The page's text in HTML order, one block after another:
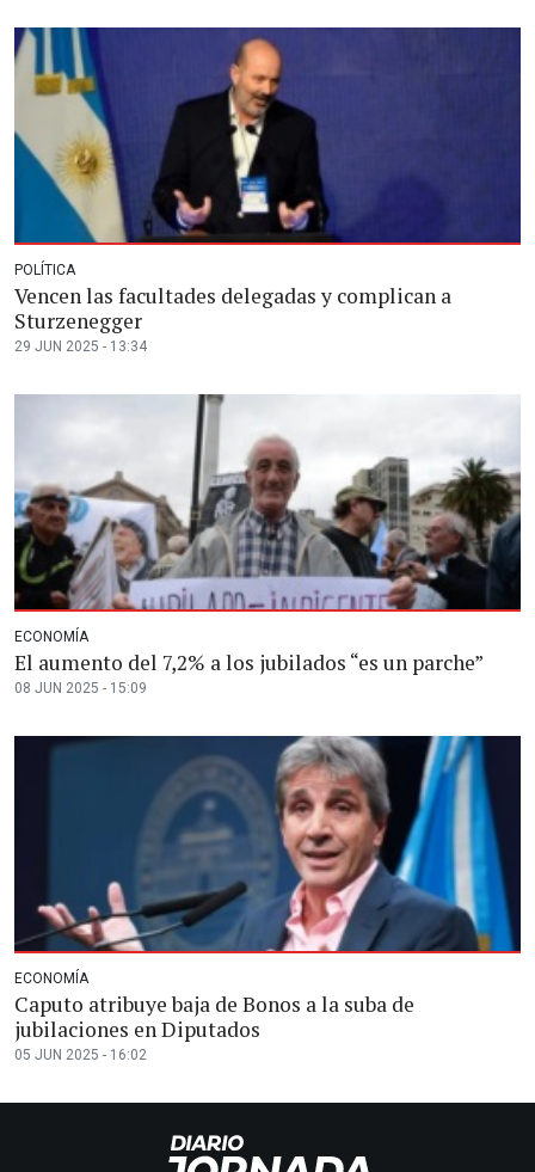
POLÍTICA
Vencen las facultades delegadas y complican a
Sturzenegger
29 JUN 2025 - 13:34
ECONOMÍA
El aumento del 7,2% a los jubilados “es un parche”
08 JUN 2025 - 15:09
ECONOMÍA
Caputo atribuye baja de Bonos a la suba de
jubilaciones en Diputados
05 JUN 2025 - 16:02